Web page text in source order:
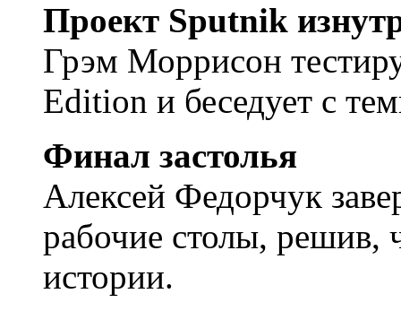
Проект Sputnik
Грэм Моррисон
Edition и беседует с
Финал застолья
Алексей Федорчук
рабочие столы, решив,
истории.